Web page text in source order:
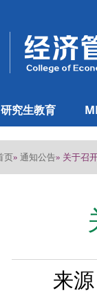
研究生教育
页» 通知公告» 关于召
来